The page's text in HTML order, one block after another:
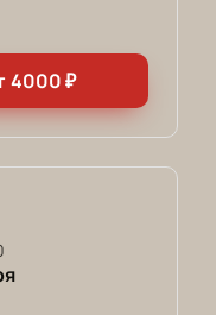
4000₽